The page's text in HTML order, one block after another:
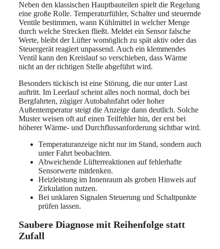
Neben den klassischen Hauptbauteilen spielt die Regelung
eine große Rolle. Temperaturfühler, Schalter und steuernde
Ventile bestimmen, wann Kühlmittel in welcher Menge
durch welche Strecken fließt. Meldet ein Sensor falsche
Werte, bleibt der Lüfter womöglich zu spät aktiv oder das
Steuergerät reagiert unpassend. Auch ein klemmendes
Ventil kann den Kreislauf so verschieben, dass Wärme
nicht an der richtigen Stelle abgeführt wird.
Besonders tückisch ist eine Störung, die nur unter Last
auftritt. Im Leerlauf scheint alles noch normal, doch bei
Bergfahrten, zügiger Autobahnfahrt oder hoher
Außentemperatur steigt die Anzeige dann deutlich. Solche
Muster weisen oft auf einen Teilfehler hin, der erst bei
höherer Wärme- und Durchflussanforderung sichtbar wird.
Temperaturanzeige nicht nur im Stand, sondern auch
unter Fahrt beobachten.
Abweichende Lüfterreaktionen auf fehlerhafte
Sensorwerte mitdenken.
Heizleistung im Innenraum als groben Hinweis auf
Zirkulation nutzen.
Bei unklaren Signalen Steuerung und Schaltpunkte
prüfen lassen.
Saubere Diagnose mit Reihenfolge statt
Zufall